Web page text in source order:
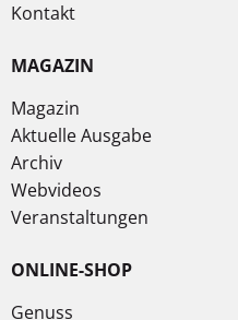
Kontakt
MAGAZIN
Magazin
Aktuelle Ausgabe
Archiv
Webvideos
Veranstaltungen
ONLINE-SHOP
Genuss